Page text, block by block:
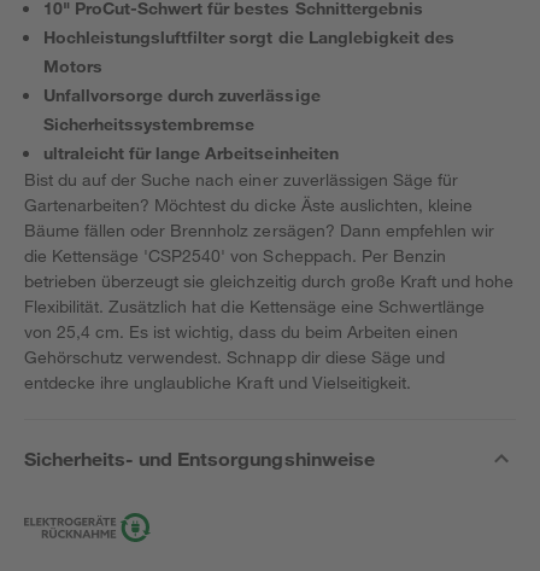
10" ProCut-Schwert für bestes Schnittergebnis
Hochleistungsluftfilter sorgt die Langlebigkeit des
Motors
Unfallvorsorge durch zuverlässige
Sicherheitssystembremse
ultraleicht für lange Arbeitseinheiten
Bist du auf der Suche nach einer zuverlässigen Säge für
Gartenarbeiten? Möchtest du dicke Äste auslichten, kleine
Bäume fällen oder Brennholz zersägen? Dann empfehlen wir
die Kettensäge 'CSP2540' von Scheppach. Per Benzin
betrieben überzeugt sie gleichzeitig durch große Kraft und hohe
Flexibilität. Zusätzlich hat die Kettensäge eine Schwertlänge
von 25,4 cm. Es ist wichtig, dass du beim Arbeiten einen
Gehörschutz verwendest. Schnapp dir diese Säge und
entdecke ihre unglaubliche Kraft und Vielseitigkeit.
Sicherheits- und Entsorgungshinweise